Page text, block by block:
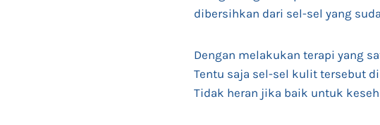
dibersihkan dari sel-sel yang
Dengan melakukan terapi yang
Tentu saja sel-sel kulit tersebut
Tidak heran jika baik untuk